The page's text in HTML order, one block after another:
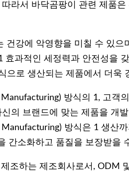
라서 바닥곰팡이 관련 제품
건강에 악영향을 미칠 수 있으
효과적인 세정력과 안전성을
으로 생산되는 제품에서 더욱
방식의 1, 고객
신의 브랜드에 맞는 제품을 개
방식은 1 생산
간소화하고 품질을 보장받을
조하는 제조회사로서, ODM